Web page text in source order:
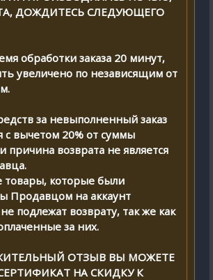
ДОЖДИТЕСЬ СЛЕДУЮЩЕГО
обработки заказа 20 минут,
увеличено по независящим от
за невыполненный заказ
с вычетом 20% от суммы
причина возврата не является
товары, которые были
Продавцом на аккаунт
подлежат возврату, так же как
за них.
ОТЗЫВ ВЫ МОЖЕТЕ
НА СКИДКУ К